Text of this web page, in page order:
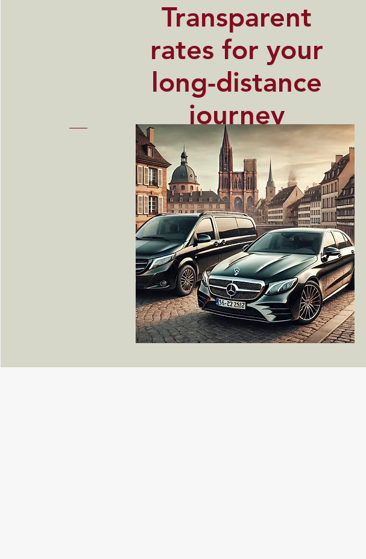
Transparent
rates for your
long-distance
journey